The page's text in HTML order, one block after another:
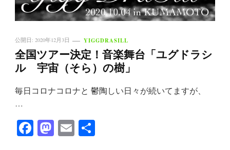
公開日: 2020年12月3日 YIGGDRASILL
全国ツアー決定！音楽舞台「ユグドラシ
ル 宇宙（そら）の樹」
毎日コロナコロナと 鬱陶しい日々が続いてますが、
…
Facebook
Mastodon
Email